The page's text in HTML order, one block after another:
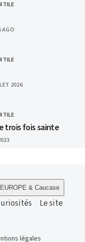
AGO
2026
trois fois sainte
EUROPE & Caucase
Le site
légales